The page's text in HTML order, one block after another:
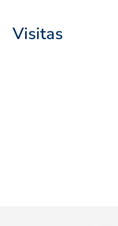
Visitas